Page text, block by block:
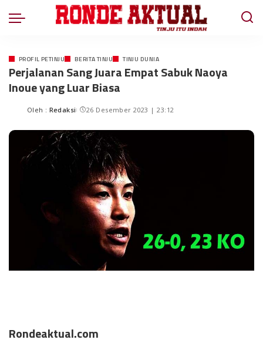
PROFIL PETINJU BERITA TINJU TINJU DUNIA
Perjalanan Sang Juara Empat Sabuk Naoya
Inoue yang Luar Biasa
Oleh : Redaksi 26 Desember 2023 | 23:12
Rondeaktual.com